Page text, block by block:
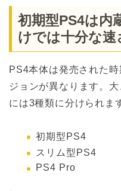
初期型PS4は内
けでは十分な
PS4本体は発売された
ジョンが異なります。
には3種類に分けられま
初期型PS4
スリム型PS4
PS4 Pro